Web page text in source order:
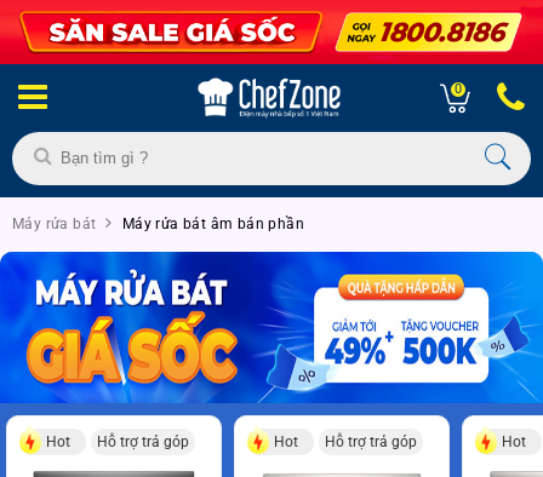
0
Máy rửa bát Máy rửa bát âm bán phần
Hot Hỗ trợ trả góp Hot Hỗ trợ trả góp Hot